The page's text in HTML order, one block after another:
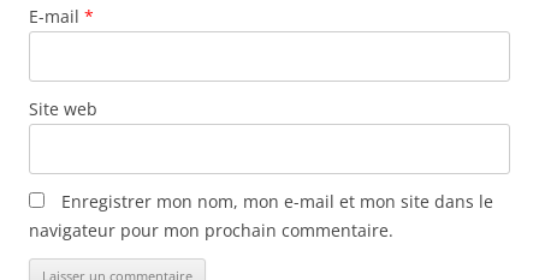
E-mail *
Site web
Enregistrer mon nom, mon e-mail et mon site dans le
navigateur pour mon prochain commentaire.